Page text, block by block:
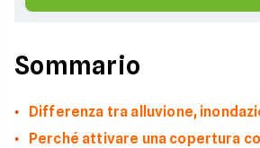
Sommario
Differenza tra alluvione,
Perché attivare una copertura